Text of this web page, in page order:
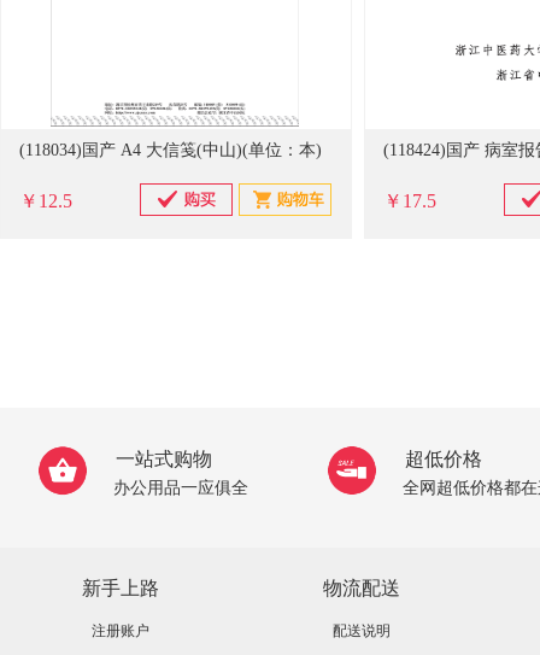
(118034)国产 A4 大信笺(中山)(单位：本)
￥12.5 ￥17.5
一站式购物
办公用品一应俱全
超低价格
全网超低价格都
新手上路
注册账户
物流配送
配送说明